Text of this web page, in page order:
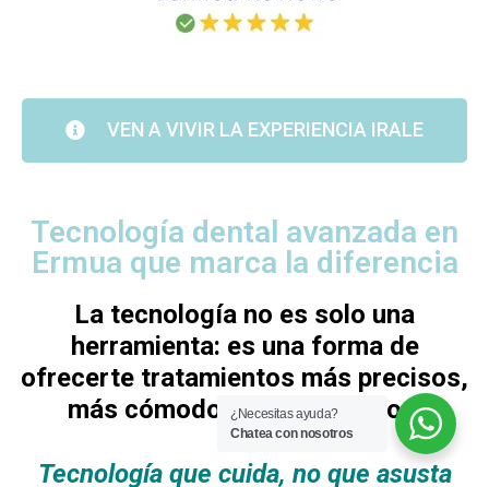
VEN A VIVIR LA EXPERIENCIA IRALE
Tecnología dental avanzada en
Ermua que marca la diferencia
La tecnología no es solo una
herramienta: es una forma de
ofrecerte tratamientos más precisos,
más cómodos y más seguros.
Tecnología que cuida, no que asusta
¿Necesitas ayuda?
Chatea con nosotros